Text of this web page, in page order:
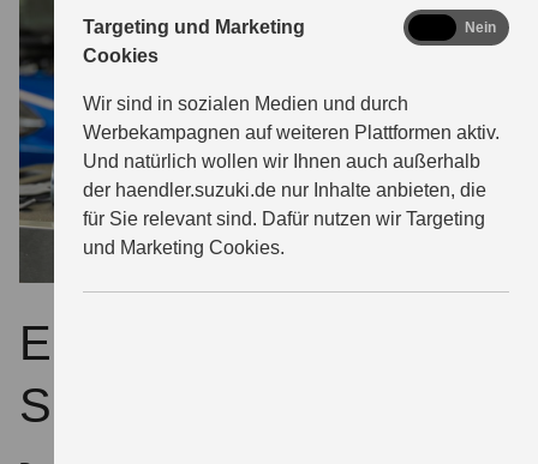
Targeting und Marketing
Cookies
Wir sind in sozialen Medien und durch
Werbekampagnen auf weiteren Plattformen aktiv.
Und natürlich wollen wir Ihnen auch außerhalb
der haendler.suzuki.de nur Inhalte anbieten, die
für Sie relevant sind. Dafür nutzen wir Targeting
und Marketing Cookies.
marketing
Nein
ECSTAR – extra für
Suzuki